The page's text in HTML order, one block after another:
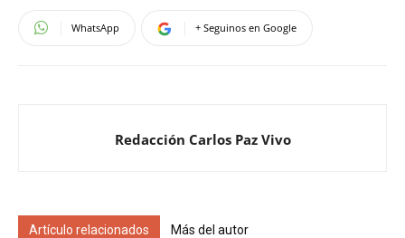
WhatsApp + Seguinos en Google
Redacción Carlos Paz Vivo
Artículo relacionados Más del autor